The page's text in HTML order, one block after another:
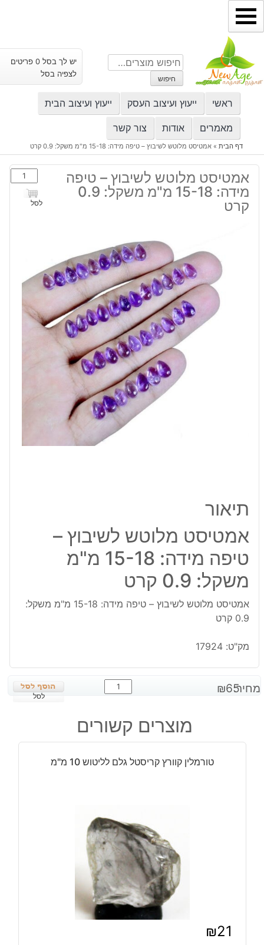
דילוג
לתוכן
חיפוש
עבור:
חיפוש
יש לך בסל 0 פריטים
לצפיה בסל
ראשי ייעוץ ועיצוב העסק ייעוץ ועיצוב הבית
מאמרים אודות צור קשר
דף הבית» אמטיסט מלוטש לשיבוץ – טיפה מידה: 15-18 מ"מ משקל: 0.9 קרט
אמטיסט מלוטש לשיבוץ – טיפה
מידה: 15-18 מ"מ משקל: 0.9
קרט
כמות
של
אמטיסט
מידה:
15-
מ"מ
משקל:
לסל
תיאור
אמטיסט מלוטש לשיבוץ –
טיפה מידה: 15-18 מ"מ
משקל: 0.9 קרט
אמטיסט מלוטש לשיבוץ – טיפה מידה: 15-18 מ"מ משקל:
0.9 קרט
מק"ט: 17924
מחיר: ₪65
כמות
של
מלוטש
לשיבוץ
טיפה
מ"מ
משקל:
0.9
קרט
לסל
מוצרים קשורים
טורמלין קוורץ קריסטל גלם לליטוש 10 מ"מ
₪21